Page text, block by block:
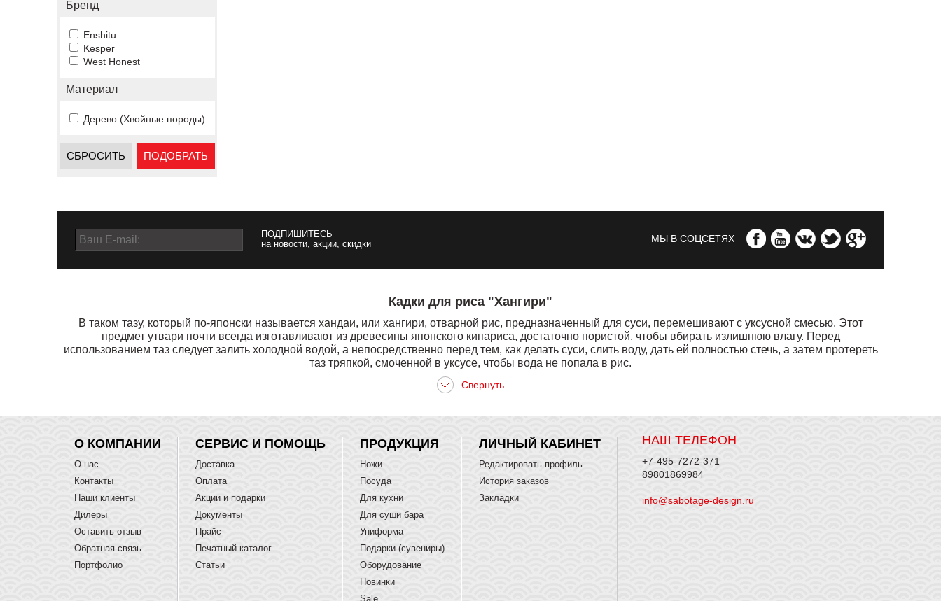
Бренд
Enshitu
Kesper
West Honest
Материал
Дерево (Хвойные породы)
СБРОСИТЬ ПОДОБРАТЬ
ПОДПИШИТЕСЬ
на новости, акции, скидки
МЫ В СОЦСЕТЯХ
Кадки для риса "Хангири"
В таком тазу, который по-японски называется хандаи, или хангири, отварной рис, предназначенный для суси, перемешивают с уксусной смесью. Этот
предмет утвари почти всегда изготавливают из древесины японского кипариса, достаточно пористой, чтобы вбирать излишнюю влагу. Перед
использованием таз следует залить холодной водой, а непосредственно перед тем, как делать суси, слить воду, дать ей полностью стечь, а затем протереть
таз тряпкой, смоченной в уксусе, чтобы вода не попала в рис.
НАШ ТЕЛЕФОН
+7-495-7272-371
89801869984
info@sabotage-design.ru
О КОМПАНИИ
О нас
Контакты
Наши клиенты
Дилеры
Оставить отзыв
Обратная связь
Портфолио
СЕРВИС И ПОМОЩЬ
Доставка
Оплата
Акции и подарки
Документы
Прайс
Печатный каталог
Статьи
ПРОДУКЦИЯ
Ножи
Посуда
Для кухни
Для суши бара
Униформа
Подарки (сувениры)
Оборудование
Новинки
Sale
ЛИЧНЫЙ КАБИНЕТ
Редактировать профиль
История заказов
Закладки